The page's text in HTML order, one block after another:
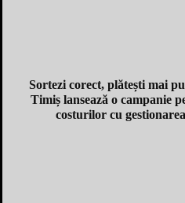
Sortezi corect, plătești mai
Timiș lansează o campanie
costurilor cu